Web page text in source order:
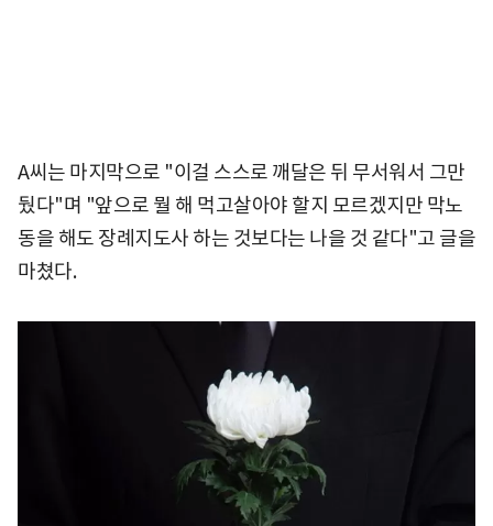
A씨는 마지막으로 "이걸 스스로 깨달은 뒤 무서워서 그만
뒀다"며 "앞으로 뭘 해 먹고살아야 할지 모르겠지만 막노
동을 해도 장례지도사 하는 것보다는 나을 것 같다"고 글을
마쳤다.